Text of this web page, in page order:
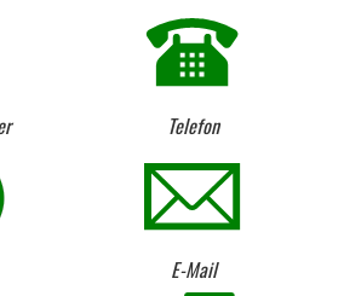
Telefon
E-Mail